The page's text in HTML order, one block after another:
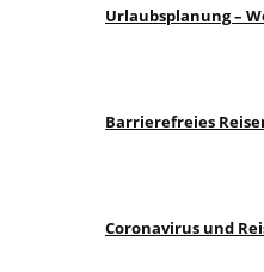
Urlaubsplanung –
Barrierefreies
Coronavirus und